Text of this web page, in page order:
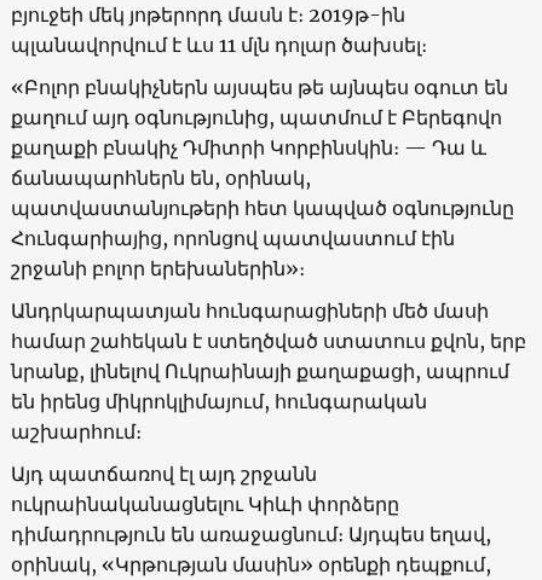
բյուջեի մեկ յոթերորդ մասն է։ 2019թ-ին
պլանավորվում է ևս 11 մլն դոլար ծախսել։
«Բոլոր բնակիչներն այսպես թե այնպես օգուտ են
քաղում այդ օգնությունից, պատմում է Բերեգովո
քաղաքի բնակիչ Դմիտրի Կորբինսկին։ — Դա և
ճանապարհներն են, օրինակ,
պատվաստանյութերի հետ կապված օգնությունը
Հունգարիայից, որոնցով պատվաստում էին
շրջանի բոլոր երեխաներին»։
Անդրկարպատյան հունգարացիների մեծ մասի
համար շահեկան է ստեղծված ստատուս քվոն, երբ
նրանք, լինելով Ուկրաինայի քաղաքացի, ապրում
են իրենց միկրոկլիմայում, հունգարական
աշխարհում։
Այդ պատճառով էլ այդ շրջանն
ուկրաինականացնելու Կիևի փորձերը
դիմադրություն են առաջացնում։ Այդպես եղավ,
օրինակ, «Կրթության մասին» օրենքի դեպքում,